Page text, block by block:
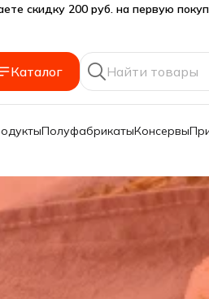
в корзине
при оплате наличными
Каталог
ПолуфабрикатыКонсервы